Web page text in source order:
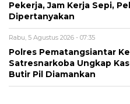
Pekerja, Jam Kerja Sepi,
Dipertanyakan
Rabu, 5 Agustus 2026 - 07:35
Polres Pematangsiantar
Satresnarkoba Ungkap
Butir Pil Diamankan